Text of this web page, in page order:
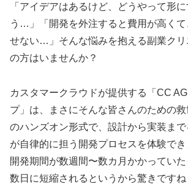
「アイデアはあるけど、どうやって形
う…」「開発を外注すると費用が高くて
せない…」そんな悩みを抱える副業ク
の方はいませんか？
カスタマークラウドが提供する「CC
プ」は、まさにそんな皆さんのための
のハンズオン形式で、設計から実装まで
が自律的に担う開発プロセスを体験で
開発期間が数週間〜数カ月かかってい
数日に短縮されるというから驚きですね